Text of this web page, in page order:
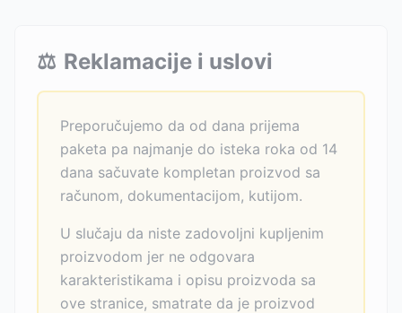
⚖️ Reklamacije i uslovi
Preporučujemo da od dana prijema
paketa pa najmanje do isteka roka od 14
dana sačuvate kompletan proizvod sa
računom, dokumentacijom, kutijom.
U slučaju da niste zadovoljni kupljenim
proizvodom jer ne odgovara
karakteristikama i opisu proizvoda sa
ove stranice, smatrate da je proizvod